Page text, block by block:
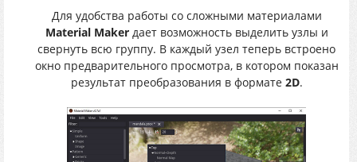
Для удобства работы со сложными материалами
Material Makerдает возможность выделить узлы и
свернуть всю группу. В каждый узел теперь встроено
окно предварительного просмотра, в котором показан
результат преобразования в формате 2D.